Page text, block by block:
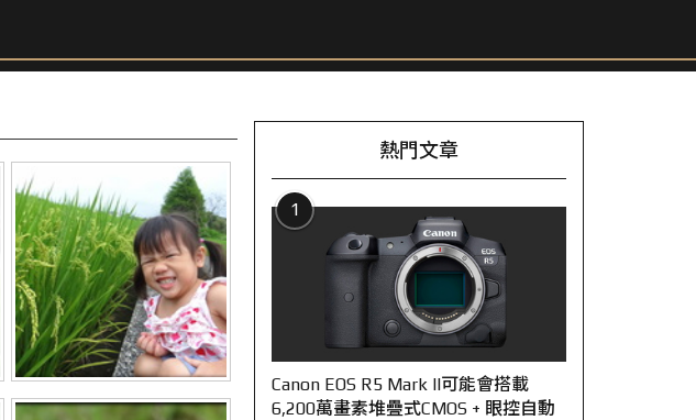
熱門文章
1
Canon EOS R5 Mark II可能會搭載
6,200萬畫素堆疊式CMOS + 眼控自動